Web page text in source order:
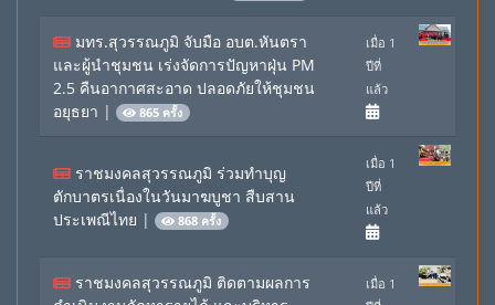
มทร.สุวรรณภูมิ จับมือ อบต.หันตรา
และผู้นำชุมชน เร่งจัดการปัญหาฝุ่น PM
2.5 คืนอากาศสะอาด ปลอดภัยให้ชุมชน
อยุธยา | 865 ครั้ง
เมื่อ 1
ปีที่
แล้ว
ราชมงคลสุวรรณภูมิ ร่วมทำบุญ
ตักบาตรเนื่องในวันมาฆบูชา สืบสาน
ประเพณีไทย | 868 ครั้ง
เมื่อ 1
ปีที่
แล้ว
ราชมงคลสุวรรณภูมิ ติดตามผลการ
เมื่อ 1